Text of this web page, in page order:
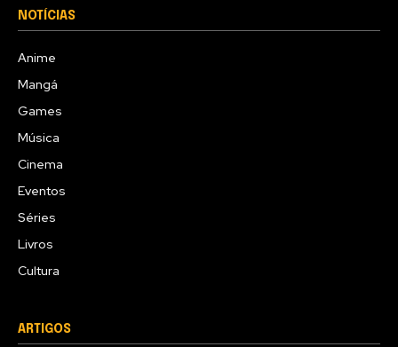
NOTÍCIAS
Anime
Mangá
Games
Música
Cinema
Eventos
Séries
Livros
Cultura
ARTIGOS